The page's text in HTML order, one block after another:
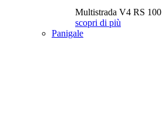
Multistrada V4 RS 100
scopri di più
Panigale